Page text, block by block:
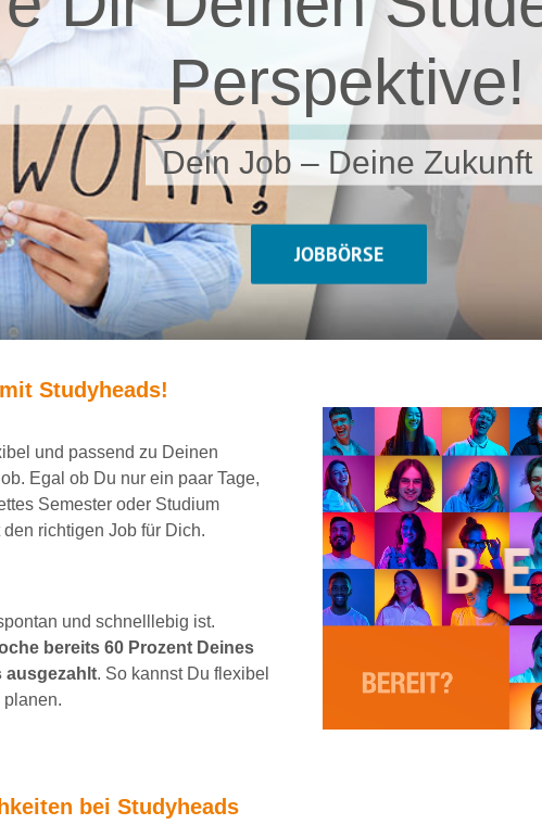
Perspektive!
Dein Job – Deine Zukunft
JOBBÖRSE
mit Studyheads!
und passend zu Deinen
. Egal ob Du nur ein paar Tage,
Semester oder Studium
den richtigen Job für Dich.
und schnelllebig ist.
bereits 60 Prozent Deines
ausgezahlt. So kannst Du flexibel
planen.
bei Studyheads